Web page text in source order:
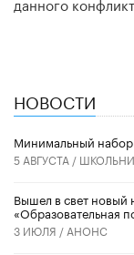
НОВОСТИ
Минимальный
5 АВГУСТА /
Вышел в свет новый
«Образовательная
3 ИЮЛЯ / АНОНС